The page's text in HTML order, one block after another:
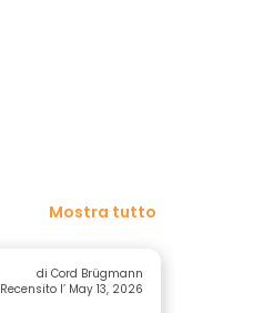
Mostra tutto
di Cord Brügmann
Recensito l’ May 13, 2026